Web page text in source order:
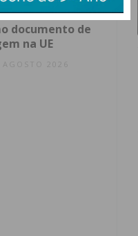
de ser aceite
documento de
na UE
AGOSTO 2026